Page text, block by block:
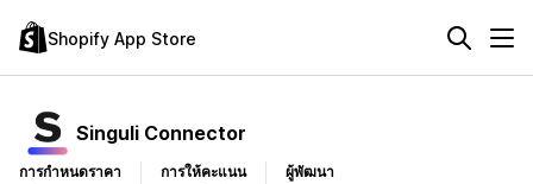
Shopify App Store
Singuli Connector
การกำหนดราคา
การให้คะแนน
ผู้พัฒนา